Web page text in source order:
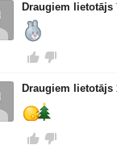
Draugiem lietotājs
Draugiem lietotājs